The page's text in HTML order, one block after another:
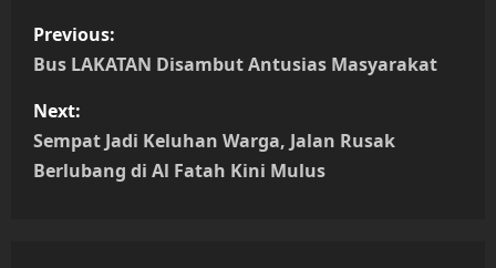
P
o
s
t
Previous:
Bus LAKATAN Disambut Antusias Masyarakat
Next:
Sempat Jadi Keluhan Warga, Jalan Rusak
Berlubang di Al Fatah Kini Mulus